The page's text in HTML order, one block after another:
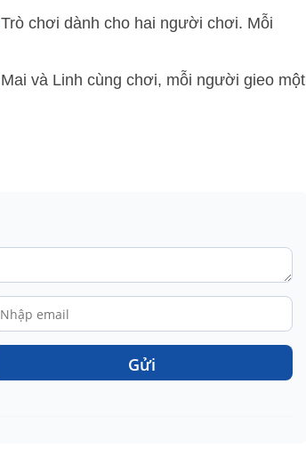
Trò chơi dành cho hai người chơi. Mỗi
Mai và Linh cùng chơi, mỗi người gieo một
Gửi